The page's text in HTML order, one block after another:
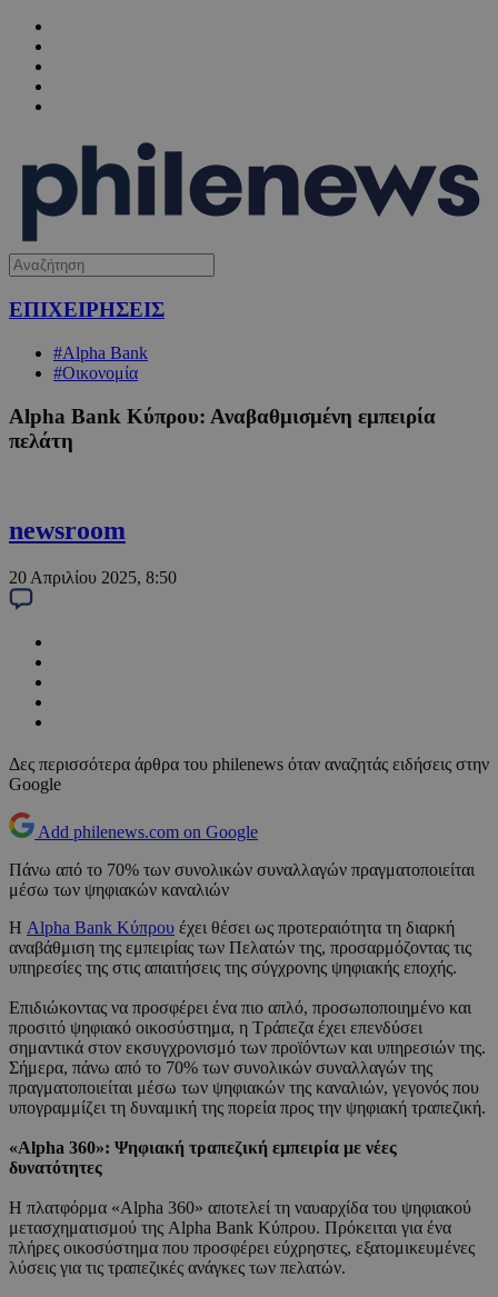
ΕΠΙΧΕΙΡΗΣΕΙΣ
#Alpha Bank
#Οικονομία
Alpha Bank Κύπρου: Αναβαθμισμένη εμπειρία
πελάτη
newsroom
20 Απριλίου 2025, 8:50
Δες περισσότερα άρθρα του philenews όταν αναζητάς ειδήσεις στην
Google
Add philenews.com on Google
Πάνω από το 70% των συνολικών συναλλαγών πραγματοποιείται
μέσω των ψηφιακών καναλιών
Η Alpha Bank Κύπρου έχει θέσει ως προτεραιότητα τη διαρκή
αναβάθμιση της εμπειρίας των Πελατών της, προσαρμόζοντας τις
υπηρεσίες της στις απαιτήσεις της σύγχρονης ψηφιακής εποχής.
Επιδιώκοντας να προσφέρει ένα πιο απλό, προσωποποιημένο και
προσιτό ψηφιακό οικοσύστημα, η Τράπεζα έχει επενδύσει
σημαντικά στον εκσυγχρονισμό των προϊόντων και υπηρεσιών της.
Σήμερα, πάνω από το 70% των συνολικών συναλλαγών της
πραγματοποιείται μέσω των ψηφιακών της καναλιών, γεγονός που
υπογραμμίζει τη δυναμική της πορεία προς την ψηφιακή τραπεζική.
«Alpha 360»: Ψηφιακή τραπεζική εμπειρία με νέες
δυνατότητες
Η πλατφόρμα «Alpha 360» αποτελεί τη ναυαρχίδα του ψηφιακού
μετασχηματισμού της Alpha Bank Κύπρου. Πρόκειται για ένα
πλήρες οικοσύστημα που προσφέρει εύχρηστες, εξατομικευμένες
λύσεις για τις τραπεζικές ανάγκες των πελατών.